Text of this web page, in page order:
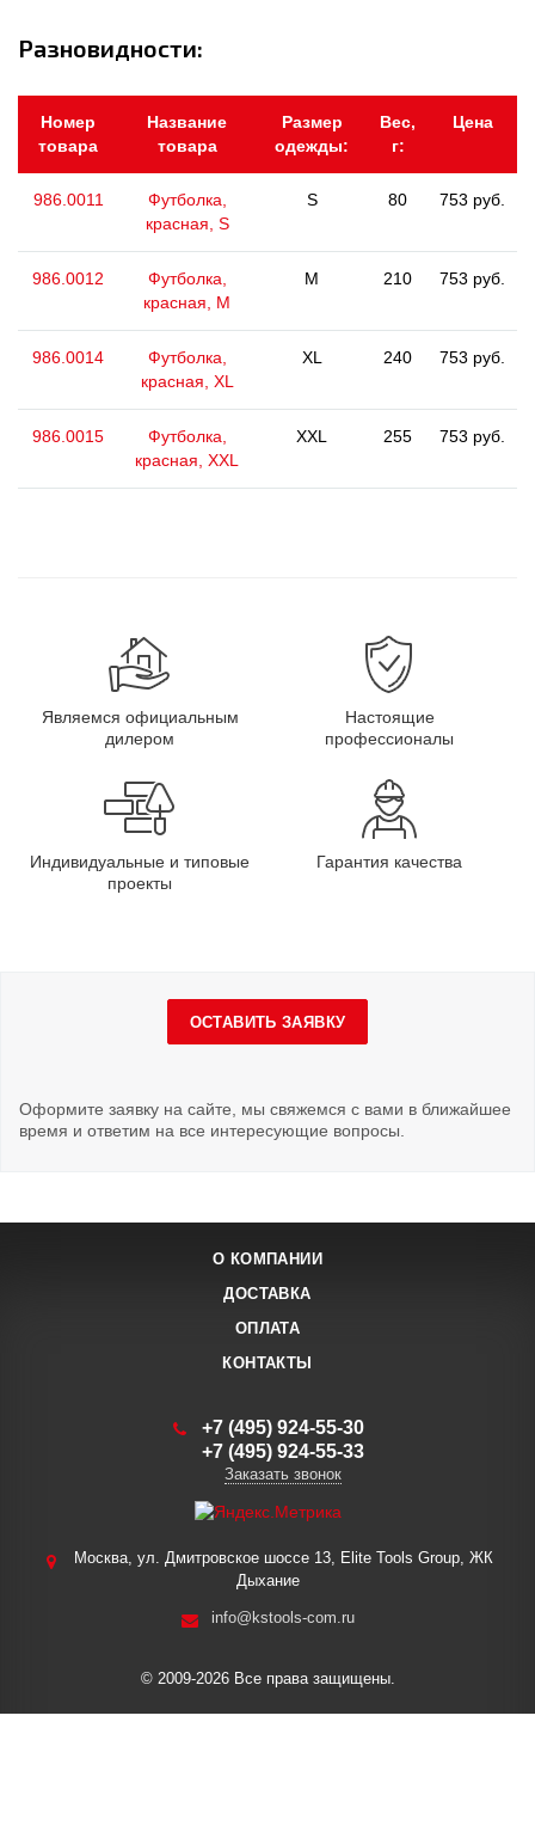
Разновидности:
Номер
товара
Название
товара
Размер
одежды:
Вес,
г:
Цена
986.0011
Футболка,
красная, S
S 80 753 руб.
986.0012
Футболка,
красная, M
M 210 753 руб.
986.0014
Футболка,
красная, XL
XL 240 753 руб.
986.0015
Футболка,
красная, XXL
XXL 255 753 руб.
Являемся официальным
дилером
Настоящие
профессионалы
Индивидуальные и типовые
проекты
Гарантия качества
ОСТАВИТЬ ЗАЯВКУ
Оформите заявку на сайте, мы свяжемся с вами в ближайшее
время и ответим на все интересующие вопросы.
О КОМПАНИИ
ДОСТАВКА
ОПЛАТА
КОНТАКТЫ
+7 (495) 924-55-30
+7 (495) 924-55-33
Заказать звонок
Москва, ул. Дмитровское шоссе 13, Elite Tools Group, ЖК
Дыхание
info@kstools-com.ru
© 2009-2026 Все права защищены.